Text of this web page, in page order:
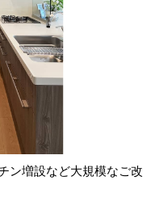
ン増設など大規模なご改